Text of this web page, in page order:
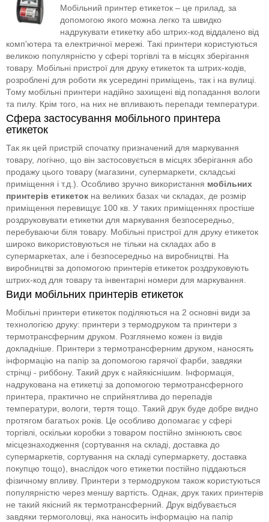
Мобільний принтер етикеток – це прилад, за
допомогою якого можна легко та швидко
надрукувати етикетку або штрих-код віддалено від
комп'ютера та електричної мережі. Такі принтери користуються
великою популярністю у сфері торгівлі та в місцях зберігання
товару. Мобільні пристрої для друку етикеток та штрих-кодів,
розроблені для роботи як усередині приміщень, так і на вулиці.
Тому мобільні принтери надійно захищені від попадання вологи
та пилу. Крім того, на них не впливають перепади температури.
Сфера застосування мобільного принтера
етикеток
Так як цей пристрій спочатку призначений для маркування
товару, логічно, що він застосовується в місцях зберігання або
продажу цього товару (магазини, супермаркети, складські
приміщення і т.д.). Особливо зручно використання мобільних
принтерів етикеток на великих базах чи складах, де розмір
приміщення перевищує 100 кв. У таких приміщеннях простіше
роздруковувати етикетки для маркування безпосередньо,
перебуваючи біля товару. Мобільні пристрої для друку етикеток
широко використовуються не тільки на складах або в
супермаркетах, але і безпосередньо на виробництві. На
виробництві за допомогою принтерів етикеток роздруковують
штрих-код для товару та інвентарні номери для маркування.
Види мобільних принтерів етикеток
Мобільні принтери етикеток поділяються на 2 основні види за
технологією друку: принтери з термодруком та принтери з
термотрансферним друком. Розглянемо кожен із видів
докладніше. Принтери з термотрансферним друком, наносять
інформацію на папір за допомогою гарячої фарби, завдяки
стрічці - риббону. Такий друк є найякіснішим. Інформація,
надрукована на етикетці за допомогою термотрансферного
принтера, практично не сприйнятлива до перепадів
температури, вологи, тертя тощо. Такий друк буде добре видно
протягом багатьох років. Це особливо допомагає у сфері
торгівлі, оскільки коробки з товаром постійно змінюють своє
місцезнаходження (сортування на складі, доставка до
супермаркетів, сортування на складі супермаркету, доставка
покупцю тощо), внаслідок чого етикетки постійно піддаються
фізичному впливу. Принтери з термодруком також користуються
популярністю через меншу вартість. Однак, друк таких принтерів
не такий якісний як термотрансферний. Друк відбувається
завдяки термоголовці, яка наносить інформацію на папір